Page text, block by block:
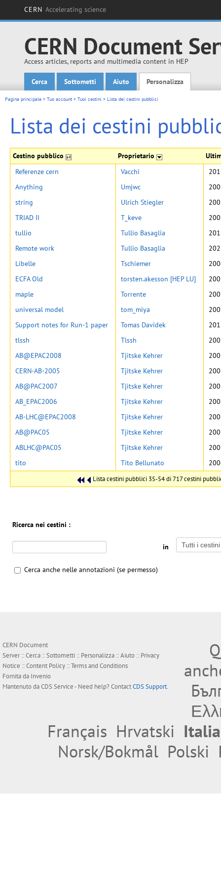
CERN Accelerating science
CERN Document
Access articles, reports and multimedia content in HEP
Main menu
Cerca Sottometti Aiuto Personalizza
Pagina principale > Tuo account> Tuoi cestini > Lista dei cestini pubblici
Lista dei cestini
Cestino pubblico Proprietario
Lista cestini pubblici 35-54 di 717 cestini
Referenze cern Vacchi
Anything
Umjwc
string
Ulrich Stiegler
TRIAD II
T_keve
tullio
Tullio Basaglia
Remote work
Tullio Basaglia
Libelle
Tschiemer
ECFA Old
torsten.akesson [HEP LU]
maple
Torrente
universal model
tom_miya
Support notes for Run-1 paper
Tomas Davidek
tlssh
Tlssh
AB@EPAC2008
Tjitske Kehrer
CERN-AB-2005
Tjitske Kehrer
AB@PAC2007
Tjitske Kehrer
AB_EPAC2006
Tjitske Kehrer
AB-LHC@EPAC2008
Tjitske Kehrer
AB@PAC05
Tjitske Kehrer
ABLHC@PAC05
Tjitske Kehrer
tito
Tito Bellunato
Ricerca nei cestini :
in
Cerca anche nelle annotazioni (se permesso)
CERN Document
Server ::Cerca ::Sottometti :: Personalizza ::Aiuto :: Privacy
Notice ::Content Policy ::Terms and Conditions
Fornita da Invenio
Mantenuto daCDS Service- Need help? ContactCDS Support.
Français Hrvatski
Norsk/Bokmål Polski